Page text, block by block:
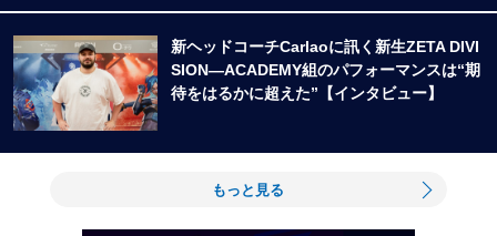
新ヘッドコーチCarlaoに訊く新生ZETA DIVI
SION―ACADEMY組のパフォーマンスは“期
待をはるかに超えた”【インタビュー】
もっと見る